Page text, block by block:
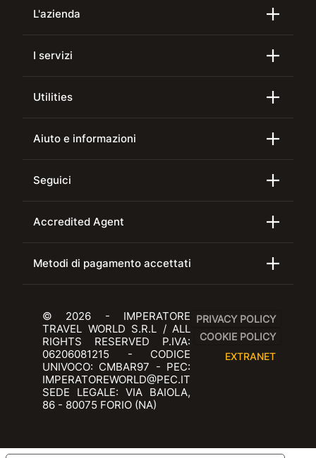
L'azienda
I servizi
Utilities
Aiuto e informazioni
Seguici
Accredited Agent
Metodi di pagamento accettati
© 2026 - IMPERATORE
TRAVEL WORLD S.R.L / ALL
RIGHTS RESERVED P.IVA:
06206081215 - CODICE
UNIVOCO: CMBAR97 - PEC:
IMPERATOREWORLD@PEC.IT
SEDE LEGALE: VIA BAIOLA,
86 - 80075 FORIO (NA)
PRIVACY POLICY
COOKIE POLICY
EXTRANET